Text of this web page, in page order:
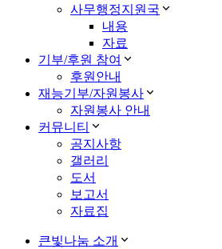
사무행정지원국
내용
자료
기부/후원 참여
후원안내
재능기부/자원봉사
자원봉사 안내
커뮤니티
공지사항
갤러리
도서
보고서
자료집
큰빛나눔 소개